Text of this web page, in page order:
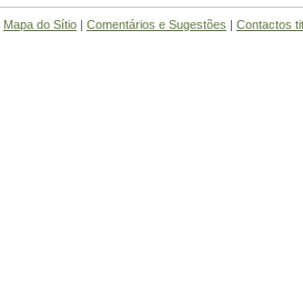
Mapa do Sítio | Comentários e Sugestões | Contactos